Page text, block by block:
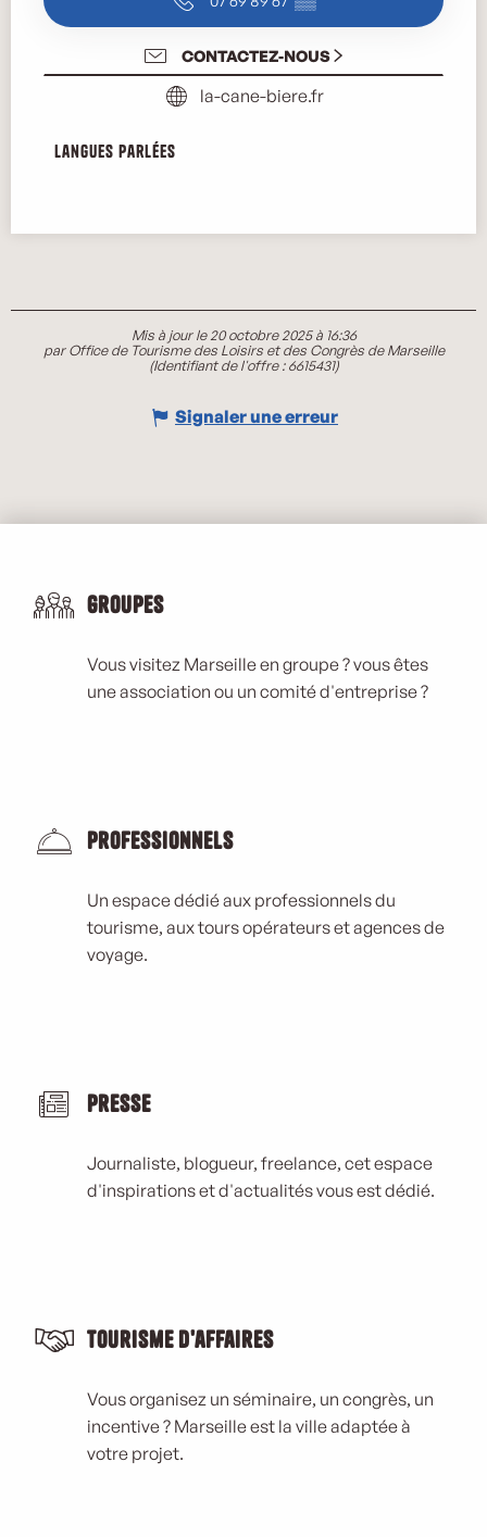
CONTACTEZ-NOUS
la-cane-biere.fr
Langues parlées
Langues parlées
Mis à jour le 20 octobre 2025 à 16:36
par Office de Tourisme des Loisirs et des Congrès de Marseille
(Identifiant de l'offre :6615431)
Signaler une erreur
Groupes
Vous visitez Marseille en groupe ? vous êtes
une association ou un comité d'entreprise ?
Professionnels
Un espace dédié aux professionnels du
tourisme, aux tours opérateurs et agences de
voyage.
Presse
Journaliste, blogueur, freelance, cet espace
d'inspirations et d'actualités vous est dédié.
Tourisme d'affaires
Vous organisez un séminaire, un congrès, un
incentive ? Marseille est la ville adaptée à
votre projet.